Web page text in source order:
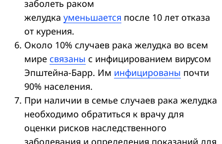
заболеть раком
желудка уменьшается после 10 лет отказа
от курения.
Около 10% случаев рака желудка во всем
мире связаны с инфицированием вирусом
Эпштейна-Барр. Им инфицированы почти
90% населения.
При наличии в семье случаев рака желудка
необходимо обратиться к врачу для
оценки рисков наследственного
заболевания и определения показаний для